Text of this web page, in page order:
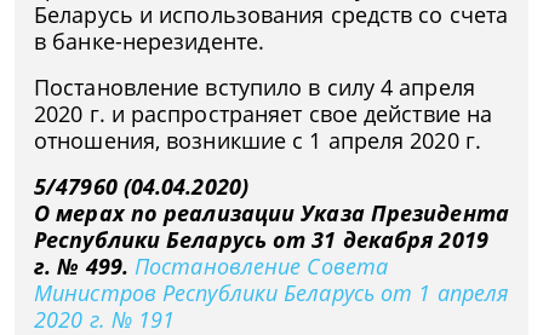
Беларусь и использования средств со счета
в банке-нерезиденте.
Постановление вступило в силу 4 апреля
2020 г. и распространяет свое действие на
отношения, возникшие с 1 апреля 2020 г.
5/47960 (04.04.2020)
О мерах по реализации Указа Президента
Республики Беларусь от 31 декабря 2019
г. № 499. Постановление Совета
Министров Республики Беларусь от 1 апреля
2020 г. № 191